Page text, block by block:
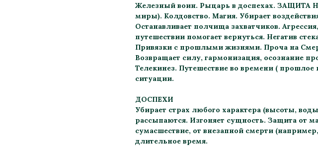
Железный воин. Рыцарь в доспехах. ЗАЩИТА
миры). Колдовство. Магия. Убирает
Останавливает полчища захватчиков.
путешествии помогает вернуться. Негатив
Привязки с прошлыми жизнями. Проча на
Возвращает силу, гармонизация, осознание
Телекинез. Путешествие во времени (
ситуации.
ДОСПЕХИ
Убирает страх любого характера (высоты,
рассыпаются. Изгоняет сущность. Защита от
сумасшествие, от внезапной смерти
длительное время.